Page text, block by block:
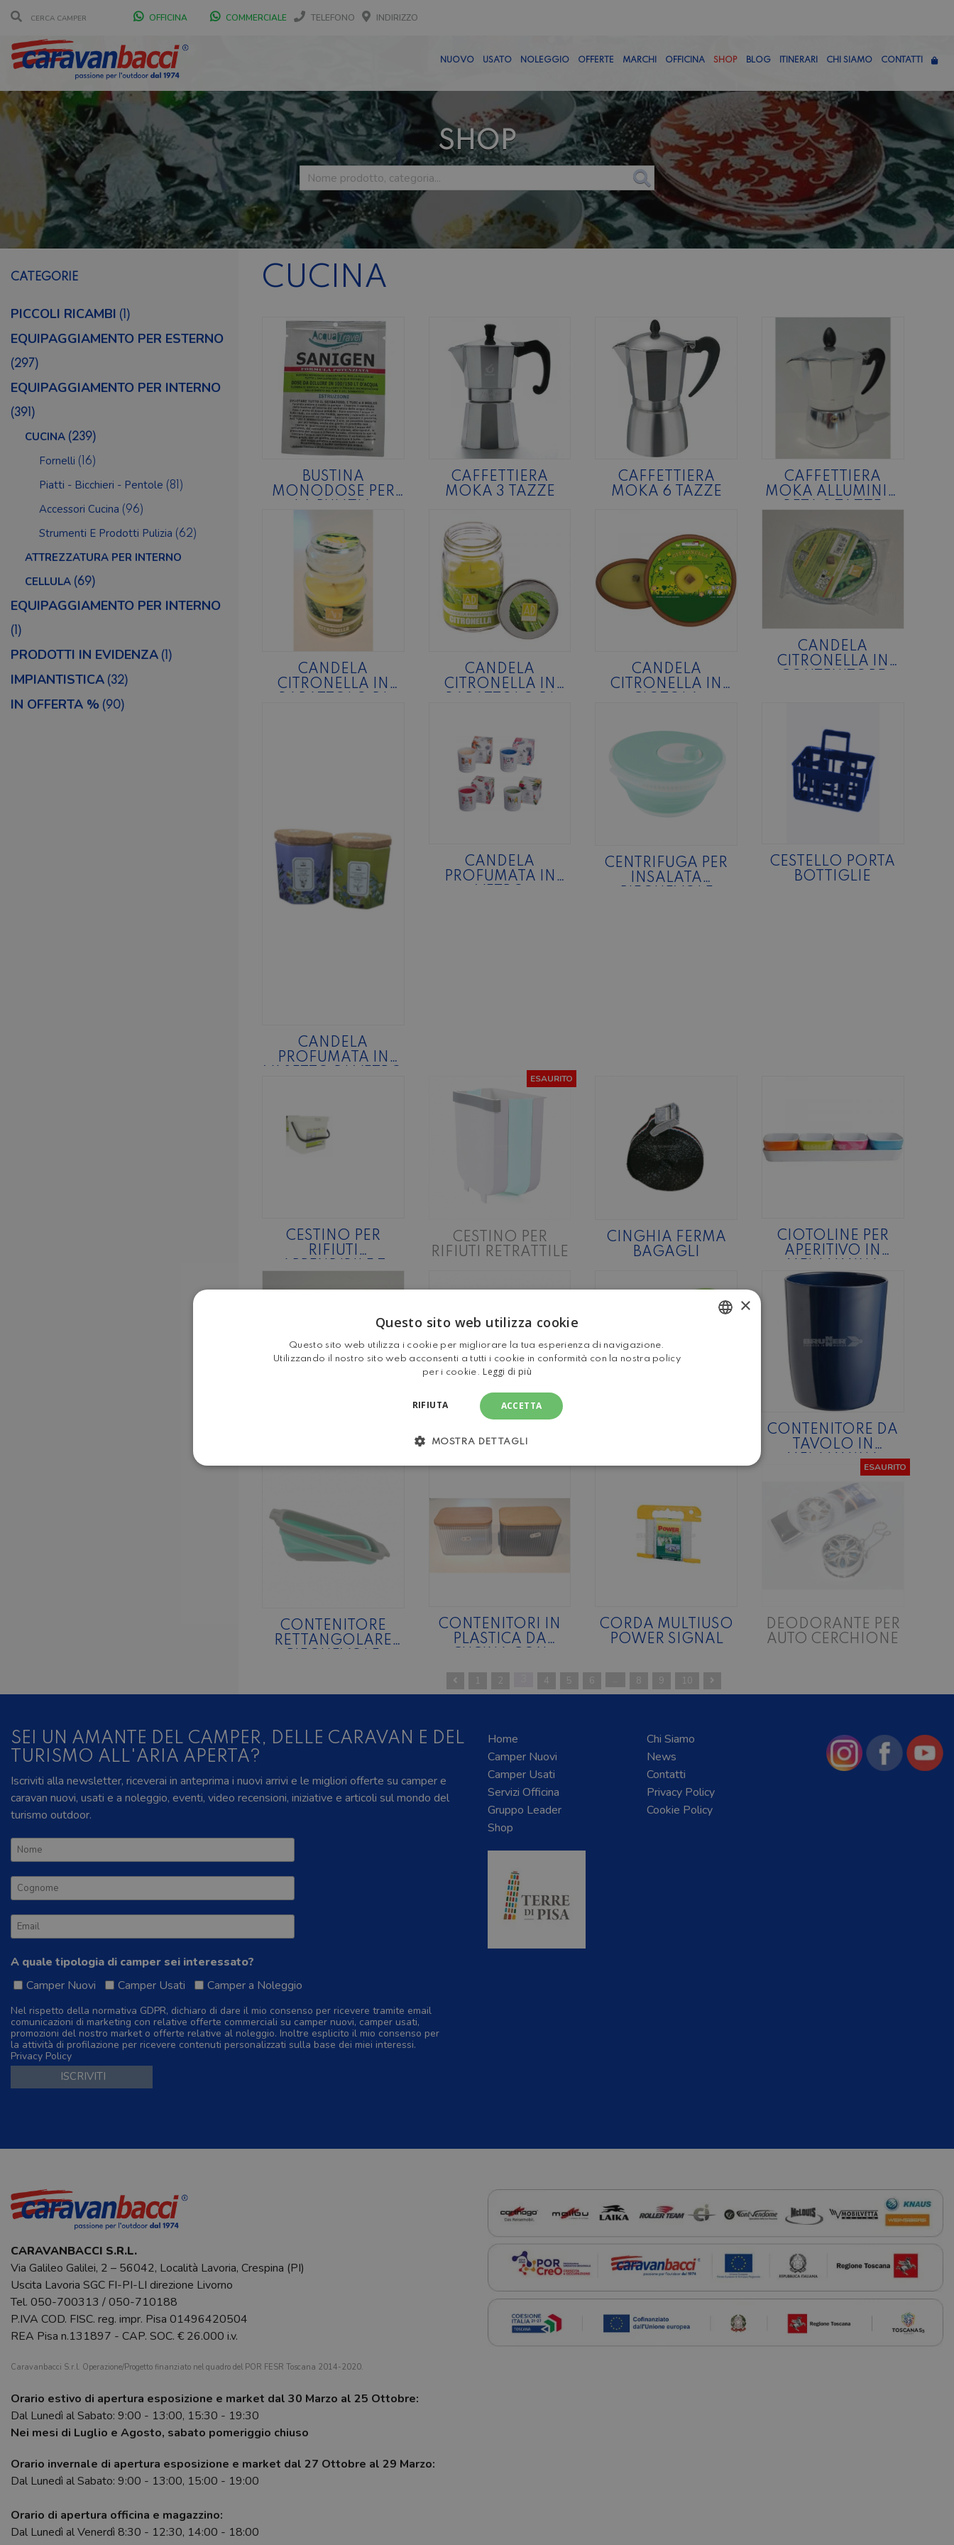
OFFICINA COMMERCIALE TELEFONO INDIRIZZO
NUOVO USATO NOLEGGIO OFFERTE MARCHI OFFICINA SHOP BLOG ITINERARI CHI SIAMO CONTATTI
SHOP
CATEGORIE
PICCOLI RICAMBI (1)
EQUIPAGGIAMENTO PER ESTERNO
(297)
IN OFFERTA % (90)
EQUIPAGGIAMENTO PER INTERNO
(391)
CUCINA (239)
Fornelli (16)
Piatti - Bicchieri - Pentole (81)
Accessori Cucina (96)
Strumenti E Prodotti Pulizia (62)
ATTREZZATURA PER INTERNO
CELLULA (69)
EQUIPAGGIAMENTO PER INTERNO
(1)
PRODOTTI IN EVIDENZA (1)
IMPIANTISTICA (32)
CUCINA
BUSTINA
MONODOSE PER
LA PULIZIA
DEL CAMPER
SANIGEN
CAFFETTIERA
MOKA 3 TAZZE
CAFFETTIERA
MOKA 6 TAZZE
CAFFETTIERA
MOKA ALLUMINIO
BETA 3 TAZZE
CANDELA
CITRONELLA IN
CANDELA
CITRONELLA IN
CANDELA
CITRONELLA IN
CANDELA
CITRONELLA IN
CANDELA
PROFUMATA IN
CANDELA
PROFUMATA IN
CENTRIFUGA PER
INSALATA
CESTELLO PORTA
BOTTIGLIE
CESTINO PER
RIFIUTI
CESTINO PER
RIFIUTI RETRATTILE
ESAURITO
CINGHIA FERMA
BAGAGLI
CIOTOLINE PER
APERITIVO IN
APPETIZER
BICCHIERE DA
CONTENITORE DA
TAVOLO IN
MELAMMINA
CONTENITORE
RETTANGOLARE
CONTENITORI IN
PLASTICA DA
COPERCHIO
BAMBOO
CORDA MULTIUSO
POWER SIGNAL
DEODORANTE PER
AUTO CERCHIONE
ESAURITO
1 2 4 5 6 8 9 10
SEI UN AMANTE DEL CAMPER, DELLE CARAVAN E DEL
TURISMO ALL'ARIA APERTA?
Iscriviti alla newsletter, riceverai in anteprima i nuovi arrivi e le migliori offerte su camper e
caravan nuovi, usati e a noleggio, eventi, video recensioni, iniziative e articoli sul mondo del
turismo outdoor.
A quale tipologia di camper sei interessato?
Camper Nuovi
Camper Usati Camper a Noleggio
Nel rispetto della normativa GDPR, dichiaro di dare il mio consenso per ricevere tramite email
comunicazioni di marketing con relative offerte commerciali su camper nuovi, camper usati,
promozioni del nostro market o offerte relative al noleggio. Inoltre esplicito il mio consenso per
la attività di profilazione per ricevere contenuti personalizzati sulla base dei miei interessi.
Privacy Policy
Home
Camper Nuovi
Camper Usati
Servizi Officina
Gruppo Leader
Shop
Chi Siamo
News
Contatti
Privacy Policy
Cookie Policy
CARAVANBACCI S.R.L.
Via Galileo Galilei, 2 – 56042, Località Lavoria, Crespina (PI)
Uscita Lavoria SGC FI-PI-LI direzione Livorno
Tel. 050-700313 /050-710188
P.IVA COD. FISC. reg. impr. Pisa 01496420504
REA Pisa n.131897 - CAP. SOC. € 26.000 i.v.
Caravanbacci S.r.l. Operazione/Progetto finanziato nel quadro del POR FESR Toscana 2014-2020.
Orario estivo di apertura esposizione e market dal 30 Marzo al 25 Ottobre:
Dal Lunedì al Sabato: 9:00 - 13:00, 15:30 - 19:30
Nei mesi di Luglio e Agosto, sabato pomeriggio chiuso
Orario invernale di apertura esposizione e market dal 27 Ottobre al 29 Marzo:
Dal Lunedì al Sabato: 9:00 - 13:00, 15:00 - 19:00
Orario di apertura officina e magazzino:
Dal Lunedì al Venerdì 8:30 - 12:30, 14:00 - 18:00
×
Questo sito web utilizza cookie
Questo sito web utilizza i cookie per migliorare la tua esperienza di navigazione.
Utilizzando il nostro sito web acconsenti a tutti i cookie in conformità con la nostra policy
per i cookie.
Leggi di più
ACCETTA
RIFIUTA
MOSTRA DETTAGLI